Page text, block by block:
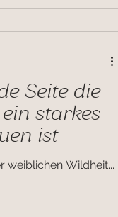
Seite die
starkes
ist
weiblichen Wildheit...